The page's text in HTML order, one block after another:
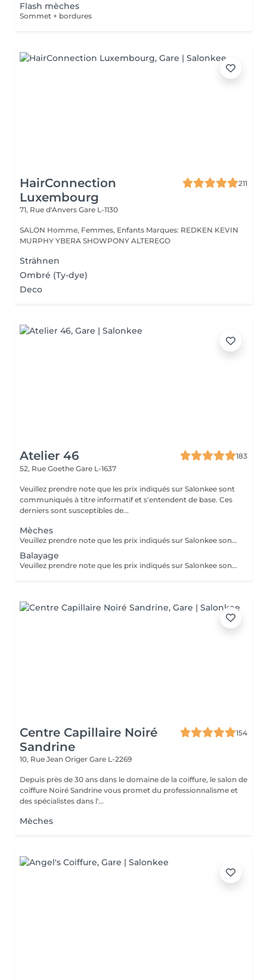
Flash mèches
Sommet + bordures
HairConnection
Luxembourg
211
71, Rue d'Anvers Gare L-1130
SALON Homme, Femmes, Enfants Marques: REDKEN KEVIN
MURPHY YBERA SHOWPONY ALTEREGO
Strähnen
Ombré (Ty-dye)
Deco
Atelier 46
183
52, Rue Goethe Gare L-1637
Veuillez prendre note que les prix indiqués sur Salonkee sont
communiqués à titre informatif et s'entendent de base. Ces
derniers sont susceptibles de...
Mèches
Veuillez prendre note que les prix indiqués sur Salonkee sont communiqués à titre informatif et s'entendent de base. Ces derniers sont susceptibles de varier selon le diagnostic réalisé à votre arrivée au salon et l'expertise du professionnel à qui vous confiez votre beauté. Dans tous les cas, un devis précis vous sera proposé et toutes réalisations de prestations seront effectuées avec votre accord. Un grand merci d'avance pour votre compréhension. Au plaisir de vous recevoir très vite.
Balayage
Veuillez prendre note que les prix indiqués sur Salonkee sont communiqués à titre informatif et s'entendent de base. Ces derniers sont susceptibles de varier selon le diagnostic réalisé à votre arrivée au salon et l'expertise du professionnel à qui vous confiez votre beauté. Dans tous les cas, un devis précis vous sera proposé et toutes réalisations de prestations seront effectuées avec votre accord. Un grand merci d'avance pour votre compréhension. Au plaisir de vous recevoir très vite.
Centre Capillaire Noiré
Sandrine
154
10, Rue Jean Origer Gare L-2269
Depuis près de 30 ans dans le domaine de la coiffure, le salon de
coiffure Noiré Sandrine vous promet du professionnalisme et
des spécialistes dans l'...
Mèches